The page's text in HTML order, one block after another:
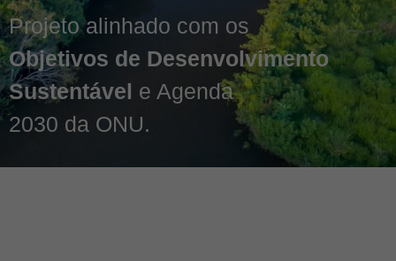
Projeto alinhado com os
Objetivos de Desenvolvimento
Sustentável e Agenda
2030 da ONU.